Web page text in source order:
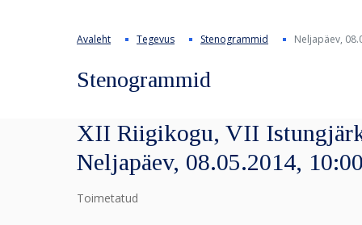
Avaleht Tegevus Stenogrammid Neljapäev,
Stenogrammid
XII Riigikogu, VII
Neljapäev, 08.05.2014,
Toimetatud